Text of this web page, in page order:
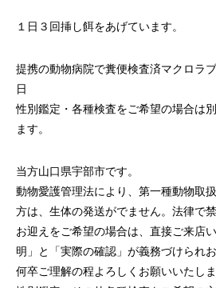
１日３回挿し餌をあげています。
提携の動物病院で糞便検査済マクロ
日
性別鑑定・各種検査をご希望の場合は
ます。
当方山口県宇部市です。
動物愛護管理法により、第一種動物取
方は、生体の発送がでません。法律で
お迎えをご希望の場合は、直接ご来店
明」と「実際の確認」が義務づけられお
何卒ご理解の程よろしくお願いいたしま